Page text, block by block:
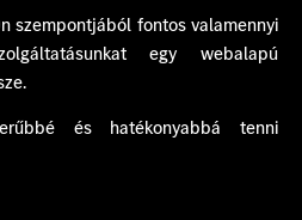
szempontjából fontos valamennyi
egy webalapú
és hatékonyabbá tenni